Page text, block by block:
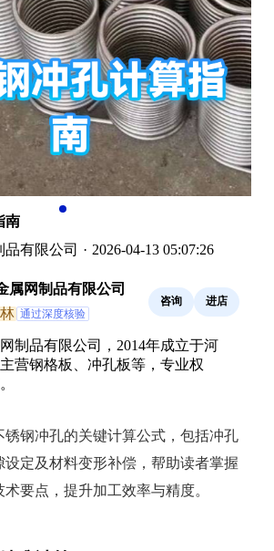
南
有限公司 · 2026-04-13 05:07:26
属网制品有限公司
通过深度核验
咨询 进店
制品有限公司，2014年成立于河
营钢格板、冲孔板等，专业权
锈钢冲孔的关键计算公式，包括冲孔
设定及材料变形补偿，帮助读者掌握
要点，提升加工效率与精度。